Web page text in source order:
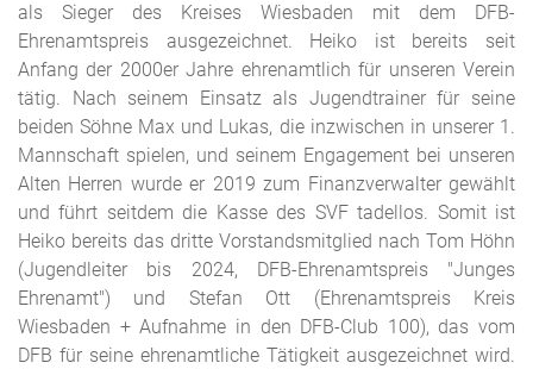
als Sieger des Kreises Wiesbaden mit dem DFB-
Ehrenamtspreis ausgezeichnet. Heiko ist bereits seit
Anfang der 2000er Jahre ehrenamtlich für unseren Verein
tätig. Nach seinem Einsatz als Jugendtrainer für seine
beiden Söhne Max und Lukas, die inzwischen in unserer 1.
Mannschaft spielen, und seinem Engagement bei unseren
Alten Herren wurde er 2019 zum Finanzverwalter gewählt
und führt seitdem die Kasse des SVF tadellos. Somit ist
Heiko bereits das dritte Vorstandsmitglied nach Tom Höhn
(Jugendleiter bis 2024, DFB-Ehrenamtspreis "Junges
Ehrenamt") und Stefan Ott (Ehrenamtspreis Kreis
Wiesbaden + Aufnahme in den DFB-Club 100), das vom
DFB für seine ehrenamtliche Tätigkeit ausgezeichnet wird.